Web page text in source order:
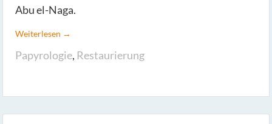
Abu el-Naga.
Weiterlesen →
Papyrologie, Restaurierung